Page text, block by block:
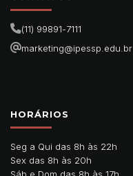
(11) 99891-7111
marketing@ipessp.edu.br
HORÁRIOS
Seg a Qui das 8h às 22h
Sex das 8h às 20h